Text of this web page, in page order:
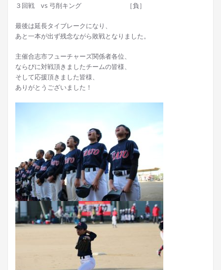
３回戦 vs 弓削キング ［負］
最後は延長タイブレークになり、
あと一本が出ず残念ながら敗戦となりました。
主催合志市フューチャーズ関係者各位、
ならびに対戦頂きましたチームの皆様、
そして応援頂きました皆様、
ありがとうございました！